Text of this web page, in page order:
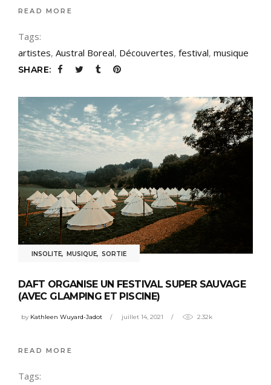
READ MORE
Tags:
artistes, Austral Boreal, Découvertes, festival, musique
SHARE:
INSOLITE, MUSIQUE, SORTIE
DAFT ORGANISE UN FESTIVAL SUPER SAUVAGE
(AVEC GLAMPING ET PISCINE)
by Kathleen Wuyard-Jadot juillet 14, 2021 2.32k
READ MORE
Tags: